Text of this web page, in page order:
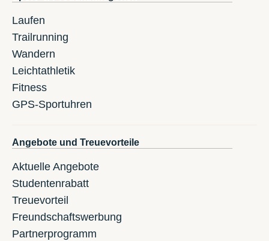
Laufen
Trailrunning
Wandern
Leichtathletik
Fitness
GPS-Sportuhren
Angebote und Treuevorteile
Aktuelle Angebote
Studentenrabatt
Treuevorteil
Freundschaftswerbung
Partnerprogramm